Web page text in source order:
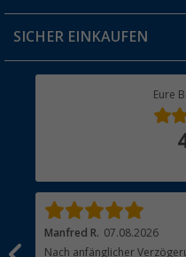
Jobs & Karriere
Rücksendung
SICHER EINKAUFEN
Eure
Manfred R. 07.08.2026
Nach anfänglicher